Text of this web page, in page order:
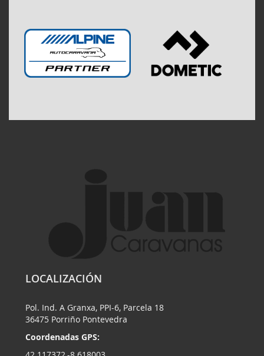
LOCALIZACIÓN
Pol. Ind. A Granxa, PPI-6, Parcela 18
36475 Porriño Pontevedra
Coordenadas GPS: